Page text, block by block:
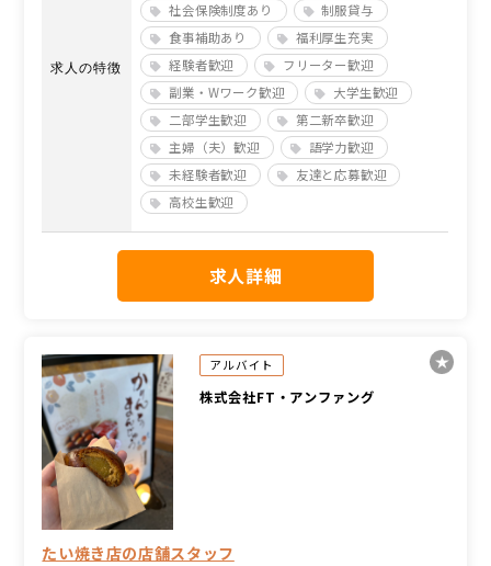
求人の特徴
社会保険制度あり
制服貸与
食事補助あり
福利厚生充実
経験者歓迎
フリーター歓迎
副業・Wワーク歓迎
大学生歓迎
二部学生歓迎
第二新卒歓迎
主婦（夫）歓迎
語学力歓迎
未経験者歓迎
友達と応募歓迎
高校生歓迎
求人詳細
アルバイト
株式会社FT・アンファング
たい焼き店の店舗スタッフ